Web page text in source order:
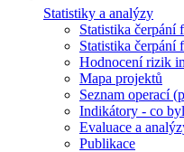
Statistiky a analýzy
Statistika čerpání
Statistika čerpání
Hodnocení rizik
Mapa projektů
Seznam operací
Indikátory - co
Evaluace a
Publikace